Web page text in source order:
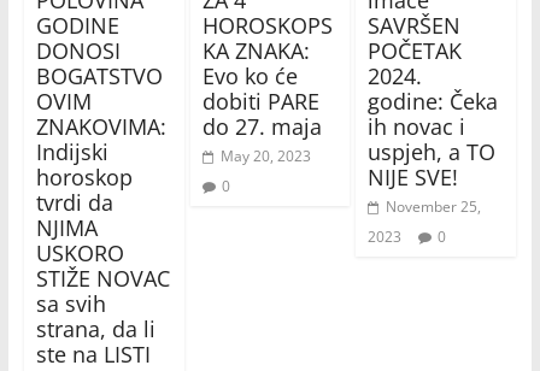
GODINE
DONOSI
BOGATSTVO
OVIM
ZNAKOVIMA:
Indijski
horoskop
tvrdi da
NJIMA
USKORO
STIŽE NOVAC
sa svih
strana, da li
ste na LISTI
HOROSKOPS
KA ZNAKA:
Evo ko će
dobiti PARE
do 27. maja
May 20, 2023
0
SAVRŠEN
POČETAK
2024.
godine: Čeka
ih novac i
uspjeh, a TO
NIJE SVE!
November 25,
2023
0